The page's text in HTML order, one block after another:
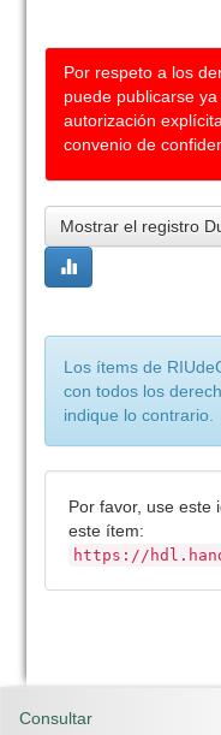
Por respeto a los
puede publicarse
autorización
convenio de
Mostrar el registro
Los ítems de
con todos los
indique lo contrario.
Por favor, use este
este ítem:
https://
Consultar